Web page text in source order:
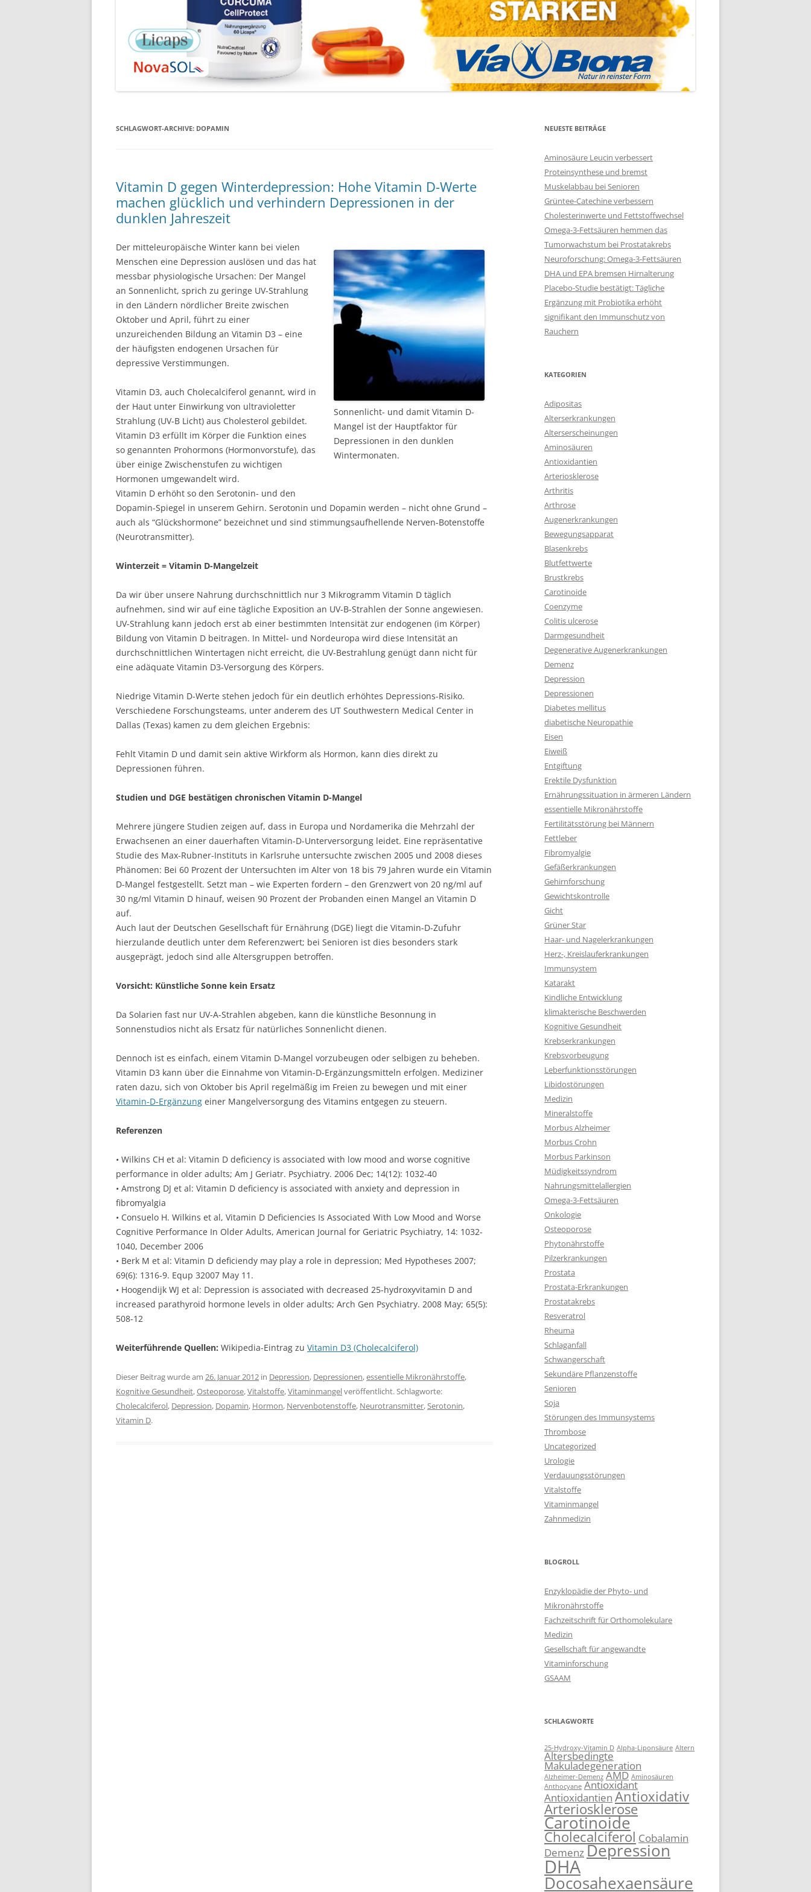
SCHLAGWORT-ARCHIVE: DOPAMIN
Vitamin D gegen Winterdepression: Hohe Vitamin D-Werte
machen glücklich und verhindern Depressionen in der
dunklen Jahreszeit
Sonnenlicht- und damit Vitamin D-
Mangel ist der Hauptfaktor für
Depressionen in den dunklen
Wintermonaten.
Der mitteleuropäische Winter kann bei vielen
Menschen eine Depression auslösen und das hat
messbar physiologische Ursachen: Der Mangel
an Sonnenlicht, sprich zu geringe UV-Strahlung
in den Ländern nördlicher Breite zwischen
Oktober und April, führt zu einer
unzureichenden Bildung an Vitamin D3 – eine
der häufigsten endogenen Ursachen für
depressive Verstimmungen.
Vitamin D3, auch Cholecalciferol genannt, wird in
der Haut unter Einwirkung von ultravioletter
Strahlung (UV-B Licht) aus Cholesterol gebildet.
Vitamin D3 erfüllt im Körper die Funktion eines
so genannten Prohormons (Hormonvorstufe), das
über einige Zwischenstufen zu wichtigen
Hormonen umgewandelt wird.
Vitamin D erhöht so den Serotonin- und den
Dopamin-Spiegel in unserem Gehirn. Serotonin und Dopamin werden – nicht ohne Grund –
auch als “Glückshormone” bezeichnet und sind stimmungsaufhellende Nerven-Botenstoffe
(Neurotransmitter).
Winterzeit = Vitamin D-Mangelzeit
Da wir über unsere Nahrung durchschnittlich nur 3 Mikrogramm Vitamin D täglich
aufnehmen, sind wir auf eine tägliche Exposition an UV-B-Strahlen der Sonne angewiesen.
UV-Strahlung kann jedoch erst ab einer bestimmten Intensität zur endogenen (im Körper)
Bildung von Vitamin D beitragen. In Mittel- und Nordeuropa wird diese Intensität an
durchschnittlichen Wintertagen nicht erreicht, die UV-Bestrahlung genügt dann nicht für
eine adäquate Vitamin D3-Versorgung des Körpers.
Niedrige Vitamin D-Werte stehen jedoch für ein deutlich erhöhtes Depressions-Risiko.
Verschiedene Forschungsteams, unter anderem des UT Southwestern Medical Center in
Dallas (Texas) kamen zu dem gleichen Ergebnis:
Fehlt Vitamin D und damit sein aktive Wirkform als Hormon, kann dies direkt zu
Depressionen führen.
Studien und DGE bestätigen chronischen Vitamin D-Mangel
Mehrere jüngere Studien zeigen auf, dass in Europa und Nordamerika die Mehrzahl der
Erwachsenen an einer dauerhaften Vitamin-D-Unterversorgung leidet. Eine repräsentative
Studie des Max-Rubner-Instituts in Karlsruhe untersuchte zwischen 2005 und 2008 dieses
Phänomen: Bei 60 Prozent der Untersuchten im Alter von 18 bis 79 Jahren wurde ein Vitamin
D-Mangel festgestellt. Setzt man – wie Experten fordern – den Grenzwert von 20 ng/ml auf
30 ng/ml Vitamin D hinauf, weisen 90 Prozent der Probanden einen Mangel an Vitamin D
auf.
Auch laut der Deutschen Gesellschaft für Ernährung (DGE) liegt die Vitamin-D-Zufuhr
hierzulande deutlich unter dem Referenzwert; bei Senioren ist dies besonders stark
ausgeprägt, jedoch sind alle Altersgruppen betroffen.
Vorsicht: Künstliche Sonne kein Ersatz
Da Solarien fast nur UV-A-Strahlen abgeben, kann die künstliche Besonnung in
Sonnenstudios nicht als Ersatz für natürliches Sonnenlicht dienen.
Dennoch ist es einfach, einem Vitamin D-Mangel vorzubeugen oder selbigen zu beheben.
Vitamin D3 kann über die Einnahme von Vitamin-D-Ergänzungsmitteln erfolgen. Mediziner
raten dazu, sich von Oktober bis April regelmäßig im Freien zu bewegen und mit einer
Vitamin-D-Ergänzung einer Mangelversorgung des Vitamins entgegen zu steuern.
Referenzen
• Wilkins CH et al: Vitamin D deficiency is associated with low mood and worse cognitive
performance in older adults; Am J Geriatr. Psychiatry. 2006 Dec; 14(12): 1032-40
• Amstrong DJ et al: Vitamin D deficiency is associated with anxiety and depression in
fibromyalgia
• Consuelo H. Wilkins et al, Vitamin D Deficiencies Is Associated With Low Mood and Worse
Cognitive Performance In Older Adults, American Journal for Geriatric Psychiatry, 14: 1032-
1040, December 2006
• Berk M et al: Vitamin D deficiendy may play a role in depression; Med Hypotheses 2007;
69(6): 1316-9. Equp 32007 May 11.
• Hoogendijk WJ et al: Depression is associated with decreased 25-hydroxyvitamin D and
increased parathyroid hormone levels in older adults; Arch Gen Psychiatry. 2008 May; 65(5):
508-12
Weiterführende Quellen: Wikipedia-Eintrag zu Vitamin D3 (Cholecalciferol)
Dieser Beitrag wurde am 26. Januar 2012 in Depression, Depressionen,essentielle Mikronährstoffe,
Kognitive Gesundheit,Osteoporose,Vitalstoffe,Vitaminmangelveröffentlicht. Schlagworte:
Cholecalciferol, Depression, Dopamin, Hormon, Nervenbotenstoffe, Neurotransmitter,Serotonin,
Vitamin D.
NEUESTE BEITRÄGE
Aminosäure Leucin verbessert
Proteinsynthese und bremst
Muskelabbau bei Senioren
Grüntee-Catechine verbessern
Cholesterinwerte und Fettstoffwechsel
Omega-3-Fettsäuren hemmen das
Tumorwachstum bei Prostatakrebs
Neuroforschung: Omega-3-Fettsäuren
DHA und EPA bremsen Hirnalterung
Placebo-Studie bestätigt: Tägliche
Ergänzung mit Probiotika erhöht
signifikant den Immunschutz von
Rauchern
KATEGORIEN
Adipositas
Alterserkrankungen
Alterserscheinungen
Aminosäuren
Antioxidantien
Arteriosklerose
Arthritis
Arthrose
Augenerkrankungen
Bewegungsapparat
Blasenkrebs
Blutfettwerte
Brustkrebs
Carotinoide
Coenzyme
Colitis ulcerose
Darmgesundheit
Degenerative Augenerkrankungen
Demenz
Depression
Depressionen
Diabetes mellitus
diabetische Neuropathie
Eisen
Eiweiß
Entgiftung
Erektile Dysfunktion
Ernährungssituation in ärmeren Ländern
essentielle Mikronährstoffe
Fertilitätsstörung bei Männern
Fettleber
Fibromyalgie
Gefäßerkrankungen
Gehirnforschung
Gewichtskontrolle
Gicht
Grüner Star
Haar- und Nagelerkrankungen
Herz-, Kreislauferkrankungen
Immunsystem
Katarakt
Kindliche Entwicklung
klimakterische Beschwerden
Kognitive Gesundheit
Krebserkrankungen
Krebsvorbeugung
Leberfunktionsstörungen
Libidostörungen
Medizin
Mineralstoffe
Morbus Alzheimer
Morbus Crohn
Morbus Parkinson
Müdigkeitssyndrom
Nahrungsmittelallergien
Omega-3-Fettsäuren
Onkologie
Osteoporose
Phytonährstoffe
Pilzerkrankungen
Prostata
Prostata-Erkrankungen
Prostatakrebs
Resveratrol
Rheuma
Schlaganfall
Schwangerschaft
Sekundäre Pflanzenstoffe
Senioren
Soja
Störungen des Immunsystems
Thrombose
Uncategorized
Urologie
Verdauungsstörungen
Vitalstoffe
Vitaminmangel
Zahnmedizin
BLOGROLL
Enzyklopädie der Phyto- und
Mikronährstoffe
Fachzeitschrift für Orthomolekulare
Medizin
Gesellschaft für angewandte
Vitaminforschung
GSAAM
SCHLAGWORTE
25-Hydroxy-Vitamin D Alpha-Liponsäure Altern
Altersbedingte
Makuladegeneration
Alzheimer-Demenz AMD Aminosäuren
Anthocyane Antioxidant
Antioxidantien Antioxidativ
Arteriosklerose
Carotinoide
Cholecalciferol Cobalamin
DemenzDepression
DHA
Docosahexaensäure